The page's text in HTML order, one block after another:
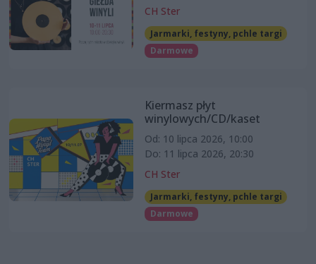
CH Ster
Jarmarki, festyny, pchle targi
Darmowe
Kiermasz płyt
winylowych/CD/kaset
Od: 10 lipca 2026, 10:00
Do: 11 lipca 2026, 20:30
CH Ster
Jarmarki, festyny, pchle targi
Darmowe